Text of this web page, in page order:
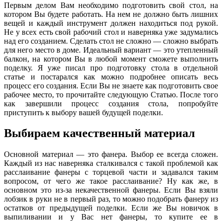
Первым делом Вам необходимо подготовить свой стол, на
котором Вы будете работать. На нем не должно быть лишних
вещей и каждый инструмент должен находиться под рукой.
Не у всех есть свой рабочий стол и наверняка уже задумались
над его созданием. Сделать стол не сложно — сложно выбрать
для него место в доме. Идеальный вариант — это утепленный
балкон, на котором Вы в любой момент сможете выполнить
поделку. Я уже писал про подготовку стола в отдельной
статье и постарался как можно подробнее описать весь
процесс его создания. Если Вы не знаете как подготовить свое
рабочее место, то прочитайте следующую Статью. После того
как завершили процесс создания стола, попробуйте
приступить к выбору вашей будущей поделки.
Выбираем качественный материал
Основной материал — это фанера. Выбор ее всегда сложен.
Каждый из нас наверняка сталкивался с такой проблемой как
расслаивание фанеры с торцевой части и задавался таким
вопросом, от чего же такое расслаивание? Ну как же, в
основном это из-за некачественной фанеры. Если Вы взяли
лобзик в руки не в первый раз, то можно подобрать фанеру из
остатков от предыдущей поделки. Если же Вы новичок в
выпиливании и у Вас нет фанеры, то купите ее в